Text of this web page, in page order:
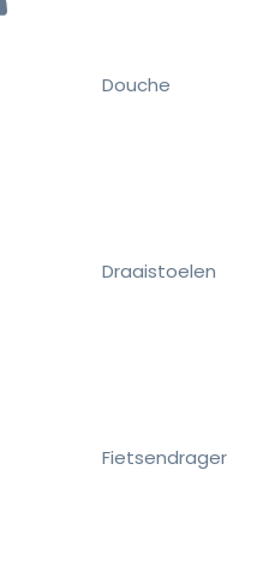
Douche
Draaistoelen
Fietsendrager